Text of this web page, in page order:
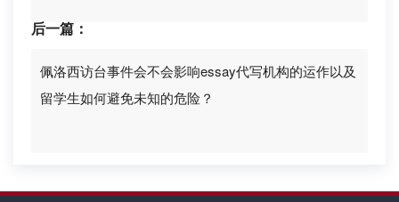
后一篇：
佩洛西访台事件会不会影响essay代写机构的运作以及
留学生如何避免未知的危险？